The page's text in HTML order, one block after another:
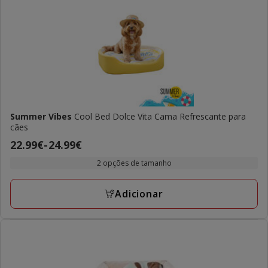
Summer Vibes Cool Bed Dolce Vita Cama Refrescante para
cães
Preço
a
24.99€
22.99€-24.99€
2 opções de tamanho
Adicionar